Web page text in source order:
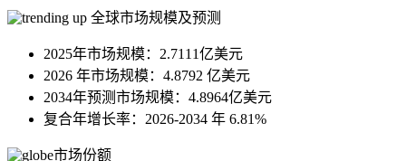
全球市场规模及预测
2025年市场规模：2.7111亿美元
2026 年市场规模：4.8792 亿美元
2034年预测市场规模：4.8964亿美元
复合年增长率：2026-2034 年 6.81%
市场份额